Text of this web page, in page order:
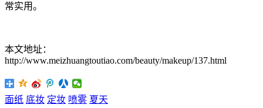
常实用。
本文地址：
http://www.meizhuangtoutiao.com/beauty/makeup/137.html
面纸 底妆 定妆 喷雾 夏天